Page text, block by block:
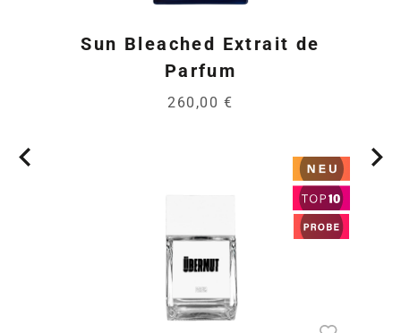
Sun Bleached Extrait de
Parfum
260,00 €